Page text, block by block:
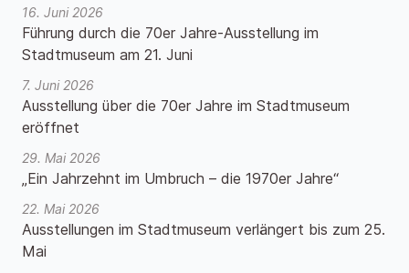
16. Juni 2026
Führung durch die 70er Jahre-Ausstellung im
Stadtmuseum am 21. Juni
7. Juni 2026
Ausstellung über die 70er Jahre im Stadtmuseum
eröffnet
29. Mai 2026
„Ein Jahrzehnt im Umbruch – die 1970er Jahre“
22. Mai 2026
Ausstellungen im Stadtmuseum verlängert bis zum 25.
Mai